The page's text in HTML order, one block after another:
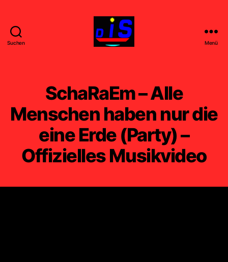
Suchen
-
k
n
s
t
Menü
SchaRaEm – Alle
Menschen haben nur die
eine Erde (Party) –
Offizielles Musikvideo